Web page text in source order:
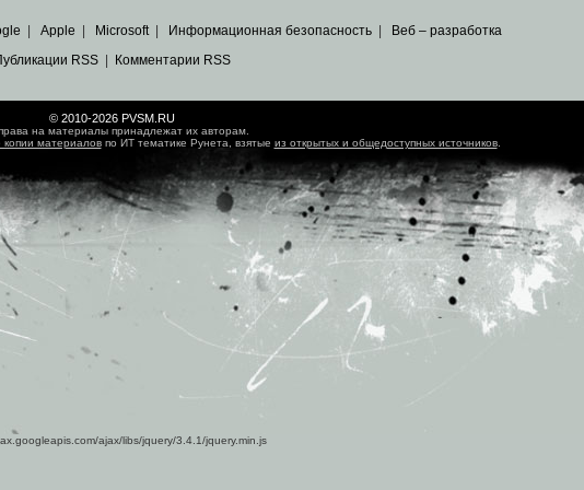
Apple Microsoft| Информационная безопасность
Веб – разработка
RSS| Комментарии RSS
© 2010-2026 PVSM.RU
на материалы принадлежат их авторам.
копии материаловпо ИТ тематике Рунета, взятые из открытых и общедоступных источников.
ajax/libs/jquery/3.4.1/jquery.min.js